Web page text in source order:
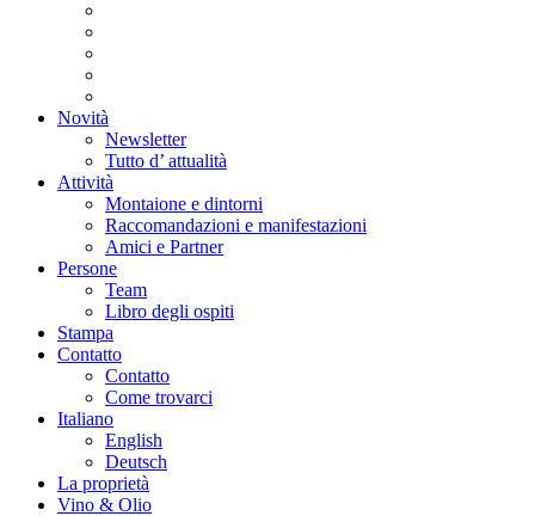
Novità
Newsletter
Tutto d’ attualità
Attività
Montaione e dintorni
Raccomandazioni e manifestazioni
Amici e Partner
Persone
Team
Libro degli ospiti
Stampa
Contatto
Contatto
Come trovarci
Italiano
English
Deutsch
La proprietà
Vino & Olio